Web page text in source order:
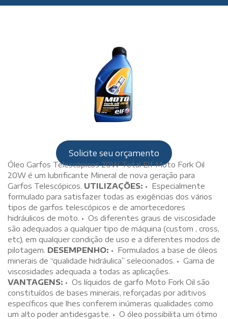
Solicite seu orçamento
Óleo Garfos Telescópicos 20W Total Elf Moto Fork Oil
20W é um lubrificante Mineral de nova geração para
Garfos Telescópicos. UTILIZAÇÕES: • Especialmente
formulado para satisfazer todas as exigências dos vários
tipos de garfos telescópicos e de amortecedores
hidráulicos de moto. • Os diferentes graus de viscosidade
são adequados a qualquer tipo de máquina (custom , cross,
etc), em qualquer condição de uso e a diferentes modos de
pilotagem. DESEMPENHO: • Formulados a base de óleos
minerais de “qualidade hidráulica” selecionados. • Gama de
viscosidades adequada a todas as aplicações.
VANTAGENS: • Os líquidos de garfo Moto Fork Oil são
constituídos de bases minerais, reforçadas por aditivos
específicos que lhes conferem inúmeras qualidades como
um alto poder antidesgaste. • O óleo possibilita um ótimo